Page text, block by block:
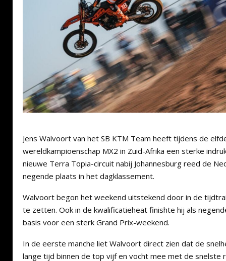
Jens Walvoort van het SB KTM Team heeft tijdens de
wereldkampioenschap MX2 in Zuid-Afrika een sterke
nieuwe Terra Topia-circuit nabij Johannesburg reed de
negende plaats in het dagklassement.
Walvoort begon het weekend uitstekend door in de
te zetten. Ook in de kwalificatieheat finishte hij als
basis voor een sterk Grand Prix-weekend.
In de eerste manche liet Walvoort direct zien dat de
lange tijd binnen de top vijf en vocht mee met de snelste